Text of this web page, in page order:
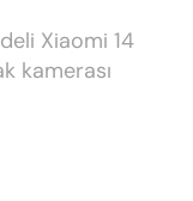
Xiaomi 14
kamerası